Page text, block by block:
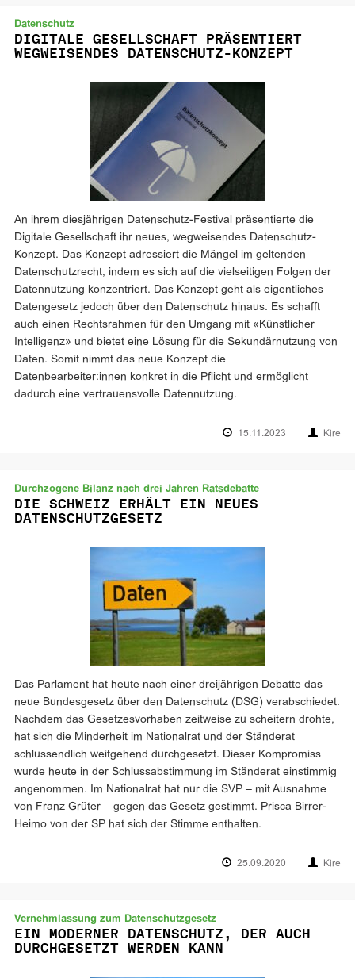
Datenschutz
DIGITALE GESELLSCHAFT PRÄSENTIERT
WEGWEISENDES DATENSCHUTZ-KONZEPT
An ihrem diesjährigen Datenschutz-Festival präsentierte die
Digitale Gesellschaft ihr neues, wegweisendes Datenschutz-
Konzept. Das Konzept adressiert die Mängel im geltenden
Datenschutzrecht, indem es sich auf die vielseitigen Folgen der
Datennutzung konzentriert. Das Konzept geht als eigentliches
Datengesetz jedoch über den Datenschutz hinaus. Es schafft
auch einen Rechtsrahmen für den Umgang mit «Künstlicher
Intelligenz» und bietet eine Lösung für die Sekundärnutzung von
Daten. Somit nimmt das neue Konzept die
Datenbearbeiter:innen konkret in die Pflicht und ermöglicht
dadurch eine vertrauensvolle Datennutzung.
15.11.2023 Kire
Durchzogene Bilanz nach drei Jahren Ratsdebatte
DIE SCHWEIZ ERHÄLT EIN NEUES
DATENSCHUTZGESETZ
Das Parlament hat heute nach einer dreijährigen Debatte das
neue Bundesgesetz über den Datenschutz (DSG) verabschiedet.
Nachdem das Gesetzesvorhaben zeitweise zu scheitern drohte,
hat sich die Minderheit im Nationalrat und der Ständerat
schlussendlich weitgehend durchgesetzt. Dieser Kompromiss
wurde heute in der Schlussabstimmung im Ständerat einstimmig
angenommen. Im Nationalrat hat nur die SVP – mit Ausnahme
von Franz Grüter – gegen das Gesetz gestimmt. Prisca Birrer-
Heimo von der SP hat sich der Stimme enthalten.
25.09.2020 Kire
Vernehmlassung zum Datenschutzgesetz
EIN MODERNER DATENSCHUTZ, DER AUCH
DURCHGESETZT WERDEN KANN